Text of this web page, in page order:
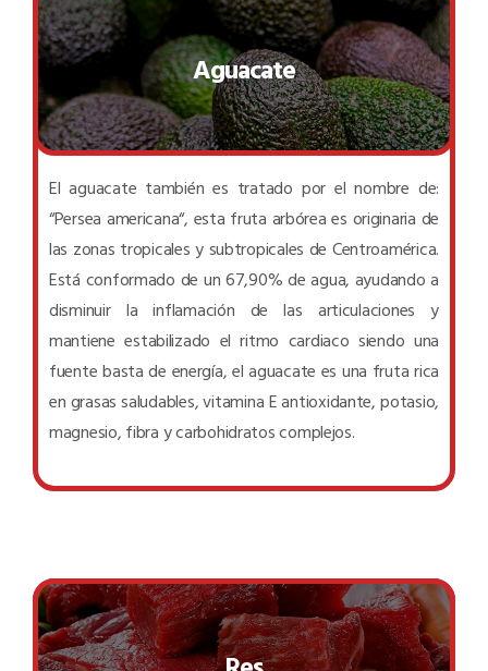
Aguacate
El aguacate también es tratado por el nombre de:
“Persea americana“, esta fruta arbórea es originaria de
las zonas tropicales y subtropicales de Centroamérica.
Está conformado de un 67,90% de agua, ayudando a
disminuir la inflamación de las articulaciones y
mantiene estabilizado el ritmo cardiaco siendo una
fuente basta de energía, el aguacate es una fruta rica
en grasas saludables, vitamina E antioxidante, potasio,
magnesio, fibra y carbohidratos complejos.